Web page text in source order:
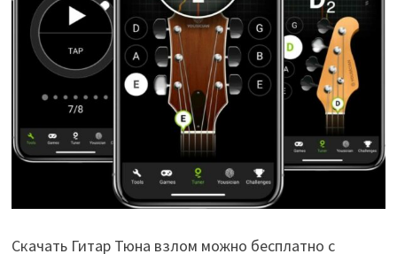
Скачать Гитар Тюна взлом можно бесплатно с